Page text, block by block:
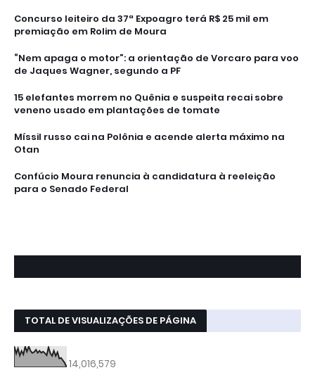
Concurso leiteiro da 37ª Expoagro terá R$ 25 mil em
premiação em Rolim de Moura
“Nem apaga o motor”: a orientação de Vorcaro para voo
de Jaques Wagner, segundo a PF
15 elefantes morrem no Quênia e suspeita recai sobre
veneno usado em plantações de tomate
Míssil russo cai na Polônia e acende alerta máximo na
Otan
Confúcio Moura renuncia à candidatura à reeleição
para o Senado Federal
TOTAL DE VISUALIZAÇÕES DE PÁGINA
14,016,579